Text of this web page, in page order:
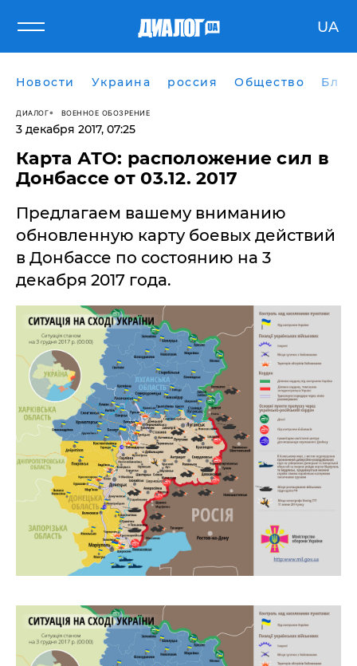
UA
Новости Украина россия Общество
ДИАЛОГ ВОЕННОЕ ОБОЗРЕНИЕ
3 декабря 2017, 07:25
Карта АТО: расположение сил в
Донбассе от 03.12. 2017
Предлагаем вашему вниманию
обновленную карту боевых действий
в Донбассе по состоянию на 3
декабря 2017 года.